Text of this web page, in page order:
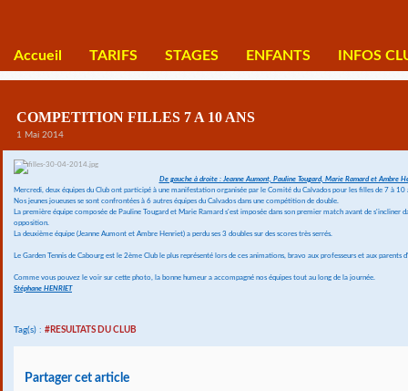
Accueil TARIFS STAGES ENFANTS INFOS
COMPETITION FILLES 7 A 10 ANS
1 Mai 2014
De gauche à droite : Jeanne Aumont, Pauline Tougard, Marie Ramard et Ambre
Mercredi, deux équipes du Club ont participé à une manifestation organisée par le Comité du Calvados pour les filles de 7 à 10
Nos jeunes joueuses se sont confrontées à 6 autres équipes du Calvados dans une compétition de double.
La première équipe composée de Pauline Tougard et Marie Ramard s'est imposée dans son premier match avant de s'incliner
opposition.
La deuxième équipe (Jeanne Aumont et Ambre Henriet) a perdu ses 3 doubles sur des scores très serrés.
Le Garden Tennis de Cabourg est le 2ème Club le plus représenté lors de ces animations, bravo aux professeurs et aux parents
Comme vous pouvez le voir sur cette photo, la bonne humeur a accompagné nos équipes tout au long de la journée.
Stéphane HENRIET
Tag(s) : #RESULTATS DU CLUB
Partager cet article